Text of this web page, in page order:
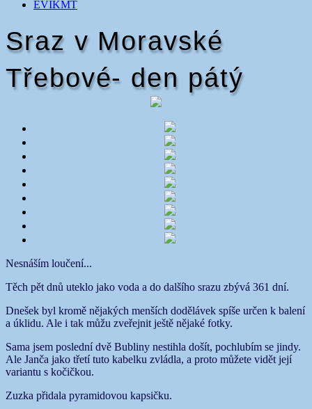
EVIKMT
Sraz v Moravské
Třebové- den pátý
Nesnáším loučení...
Těch pět dnů uteklo jako voda a do dalšího srazu zbývá 361 dní.
Dnešek byl kromě nějakých menších dodělávek spíše určen k balení
a úklidu. Ale i tak můžu zveřejnit ještě nějaké fotky.
Sama jsem poslední dvě Bubliny nestihla došít, pochlubím se jindy.
Ale Janča jako třetí tuto kabelku zvládla, a proto můžete vidět její
variantu s kočičkou.
Zuzka přidala pyramidovou kapsičku.